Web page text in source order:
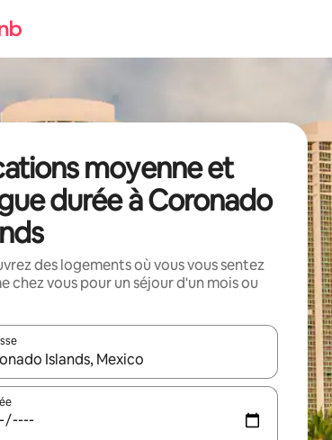
moyenne et
durée à Coronado
des logements où vous vous sentez
chez vous pour un séjour d'un mois ou
les résultats s'affichent, utilisez les flèches vers le